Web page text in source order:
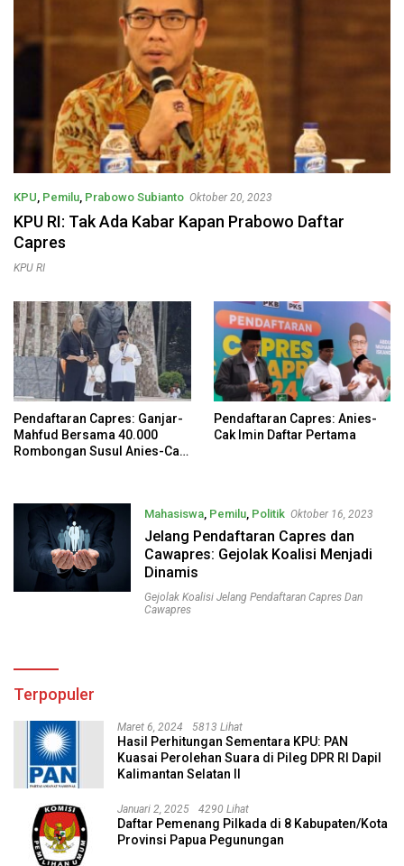
KPU, Pemilu, Prabowo Subianto Oktober 20, 2023
KPU RI: Tak Ada Kabar Kapan Prabowo Daftar
Capres
KPU RI
Pendaftaran Capres: Ganjar-
Mahfud Bersama 40.000
Rombongan Susul Anies-Cak
Pendaftaran Capres: Anies-
Cak Imin Daftar Pertama
Mahasiswa, Pemilu, Politik Oktober 16, 2023
Jelang Pendaftaran Capres dan
Cawapres: Gejolak Koalisi Menjadi
Dinamis
Gejolak Koalisi Jelang Pendaftaran Capres Dan
Cawapres
Terpopuler
Maret 6, 2024 5813 Lihat
Hasil Perhitungan Sementara KPU: PAN
Kuasai Perolehan Suara di Pileg DPR RI Dapil
Kalimantan Selatan II
Januari 2, 2025 4290 Lihat
Daftar Pemenang Pilkada di 8 Kabupaten/Kota
Provinsi Papua Pegunungan